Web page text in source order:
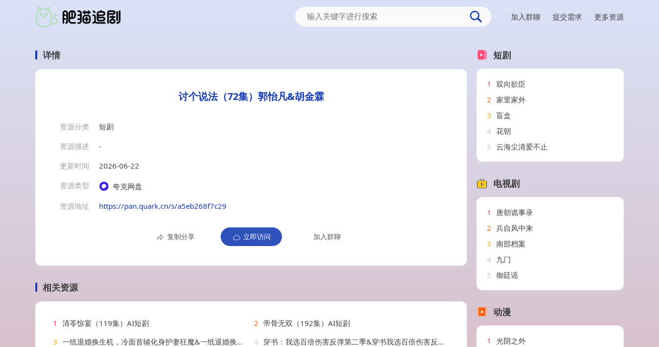
加入群聊 提交需求 更多资源
详情
讨个说法（72集）郭怡凡&胡金霖
资源分类
短剧
资源描述
-
更新时间
2026-06-22
资源类型
夸克网盘
资源地址
https://pan.quark.cn/s/a5eb268f7c29
复制分享 立即访问 加入群聊
相关资源
1 清苓惊宴（119集）AI短剧 2 帝骨无双（192集）AI短剧
3 一纸退婚换生机，冷面首辅化身护妻狂魔&一纸退婚换生机冷面首辅化身护妻狂魔（50集）AI短剧 4 穿书：我选百倍伤害反弹第二季&穿书我选百倍伤害反弹第二季（21集）AI短剧
短剧
1
双向欲臣
2 家里家外
3 盲盒
4 花朝
5 云海尘清爱不止
电视剧
1
唐朝诡事录
2 兵自风中来
3 南部档案
4 九门
5 御廷谣
动漫
1
光阴之外